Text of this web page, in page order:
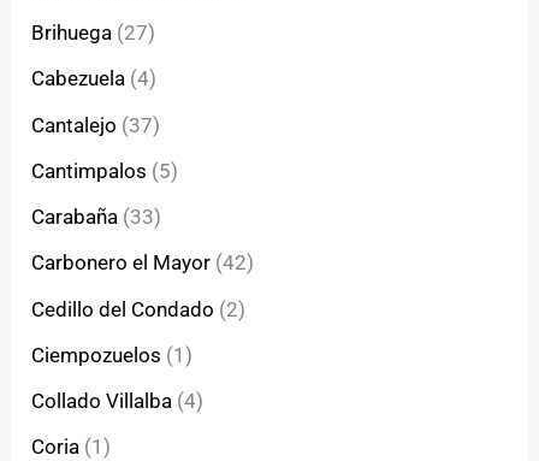
Brihuega (27)
Cabezuela (4)
Cantalejo (37)
Cantimpalos (5)
Carabaña (33)
Carbonero el Mayor (42)
Cedillo del Condado (2)
Ciempozuelos (1)
Collado Villalba (4)
Coria (1)